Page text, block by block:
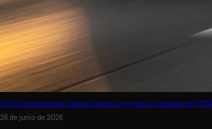
Top 5 herramientas para la captación y gestión de leads en 2026
26 de junio de 2026